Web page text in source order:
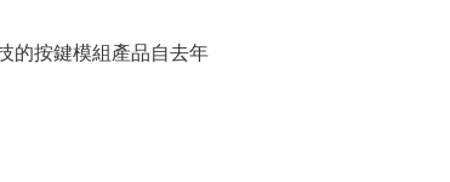
的按鍵模組產品自去年